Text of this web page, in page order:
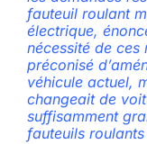
fauteuil roulant
électrique,
nécessité de ces
préconisé
véhicule actuel,
changeait de
suffisamment
fauteuils